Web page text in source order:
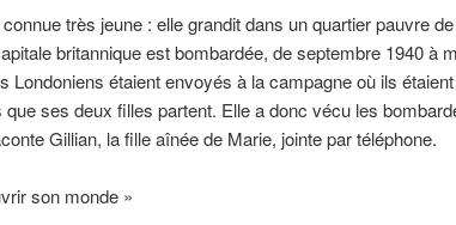
connue très jeune : elle grandit dans un quartier pauvre
britannique est bombardée, de septembre 1940 à
Londoniens étaient envoyés à la campagne où ils
ses deux filles partent. Elle a donc vécu les
Gillian, la fille aînée de Marie, jointe par téléphone.
son monde »